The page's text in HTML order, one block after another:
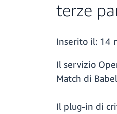
terze
Inserito il: 14
Il servizio
Match di
Il plug-in di